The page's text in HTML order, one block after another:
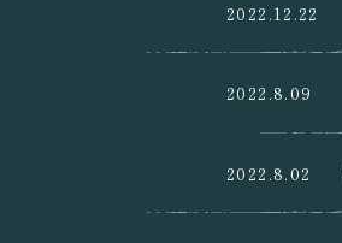
2022.12.22
2022.8.09
2022.8.02